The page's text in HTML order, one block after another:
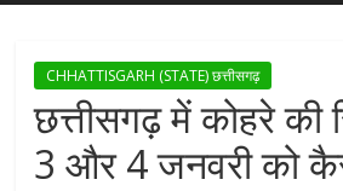
CHHATTISGARH (STATE) छत्तीसगढ़
छत्तीसगढ़ में कोहरे
3 और 4 जनवरी को